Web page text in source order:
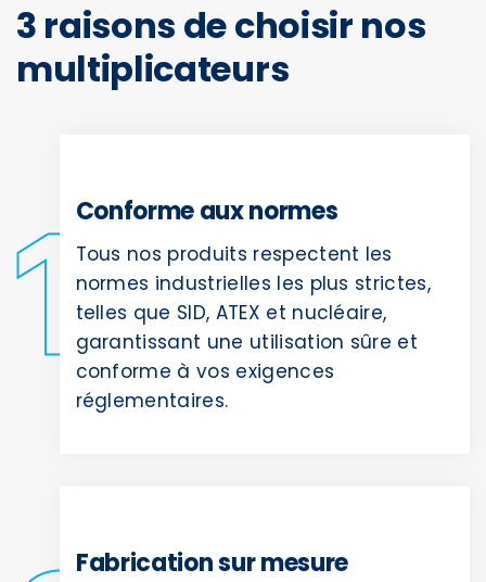
3 raisons de choisir nos
multiplicateurs
Conforme aux normes
Tous nos produits respectent les
normes industrielles les plus strictes,
telles que SID, ATEX et nucléaire,
garantissant une utilisation sûre et
conforme à vos exigences
réglementaires.
Fabrication sur mesure